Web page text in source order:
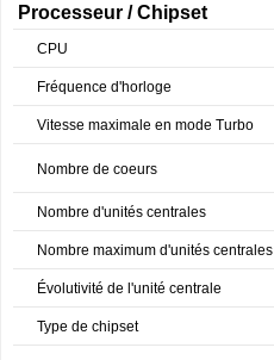
Processeur / Chipset
CPU
Fréquence d'horloge
Vitesse maximale en mode Turbo
Nombre de coeurs
Nombre d'unités centrales
Nombre maximum d'unités centrales
Évolutivité de l'unité centrale
Type de chipset